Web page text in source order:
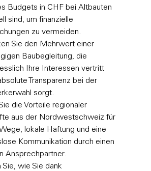
Budgets in CHF bei Altbauten
sind, um finanzielle
zu vermeiden.
Sie den Mehrwert einer
Baubegleitung, die
Ihre Interessen vertritt
Transparenz bei der
sorgt.
die Vorteile regionaler
aus der Nordwestschweiz für
lokale Haftung und eine
Kommunikation durch einen
Ansprechpartner.
Sie, wie Sie dank